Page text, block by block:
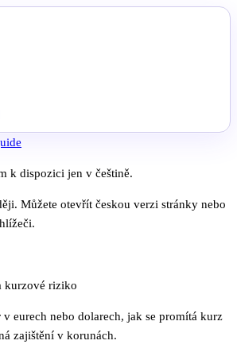
k dispozici jen v češtině.
Můžete otevřít českou verzi stránky nebo
kurzové riziko
eurech nebo dolarech, jak se promítá kurz
zajištění v korunách.